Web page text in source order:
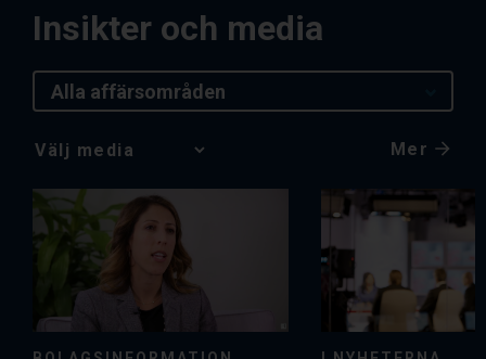
Insikter och media
Alla affärsområden
Media
Choice
Mer